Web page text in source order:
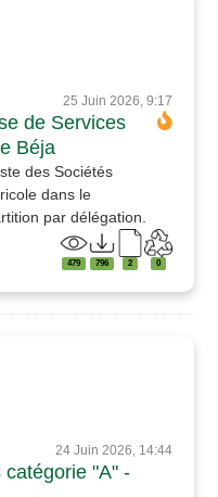
25 Juin 2026, 9:17
de Services
Béja
des Sociétés
dans le
par délégation.
479 796 2 0
24 Juin 2026, 14:44
"A" -